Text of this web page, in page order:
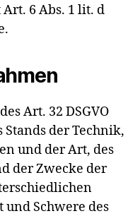
6 Abs. 1 lit. d
Art. 32 DSGVO
der Technik,
und der Art, des
der Zwecke der
Schwere des